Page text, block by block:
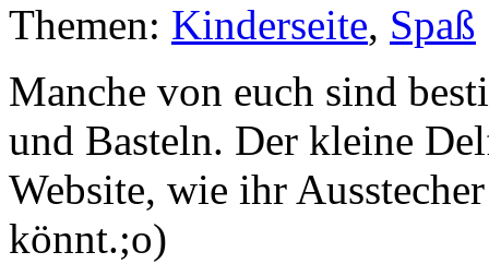
Themen: Kinderseite, Spaß
Manche von euch sind
und Basteln. Der kleine
Website, wie ihr
könnt.;o)